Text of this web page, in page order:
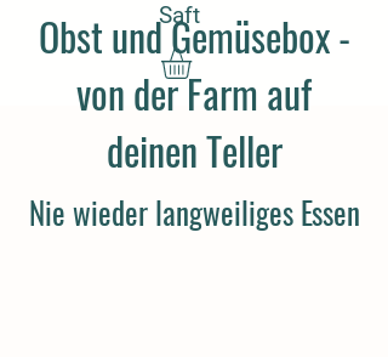
Saft
Obst und Gemüsebox -
von der Farm auf
deinen Teller
Nie wieder langweiliges Essen